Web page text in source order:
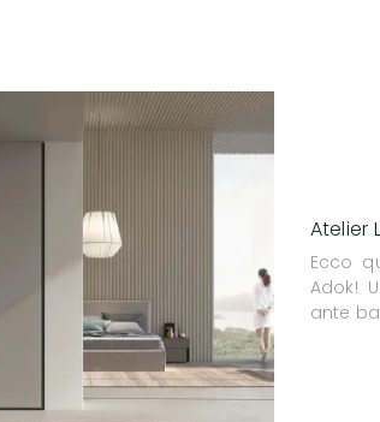
Atelier
Ecco
Adok!
ante